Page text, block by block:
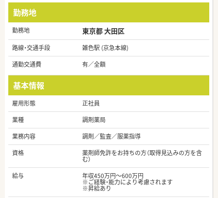
勤務地
勤務地 東京都 大田区
路線・交通手段
雑色駅 (京急本線)
通勤交通費
有／全額
基本情報
雇用形態
正社員
業種
調剤薬局
業務内容
調剤／監査／服薬指導
資格
薬剤師免許をお持ちの方（取得見込みの方を含
む）
給与
年収450万円～600万円
※ご経験・能力により考慮されます
※昇給あり